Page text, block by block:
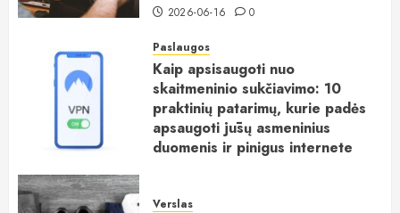
2026-06-16 0
Paslaugos
Kaip apsisaugoti nuo
skaitmeninio sukčiavimo: 10
praktinių patarimų, kurie padės
apsaugoti jūsų asmeninius
duomenis ir pinigus internete
Verslas